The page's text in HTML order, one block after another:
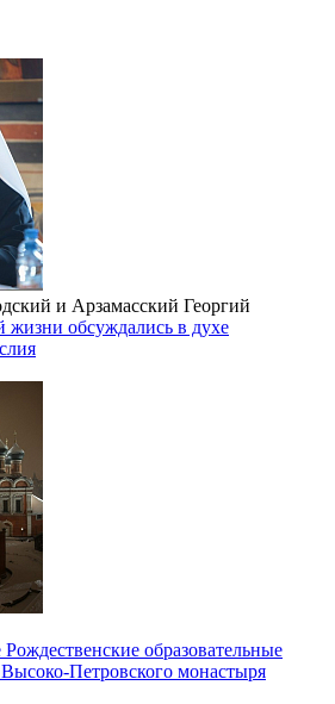
и Арзамасский Георгий
обсуждались в духе
образовательные
Петровского монастыря